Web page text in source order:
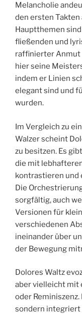
Melancholie
den ersten
Hauptthemen
fließenden und
raffinierter
hier seine
indem er Linien
elegant sind und
wurden.
Im Vergleich zu
Walzer scheint
zu besitzen. Es
die mit
kontrastieren und
Die
sorgfältig, auch
Versionen für
verschiedenen
ineinander über
der Bewegung
Dolores Waltz
aber vielleicht mit
oder
sondern integriert